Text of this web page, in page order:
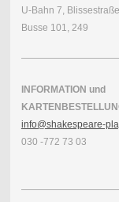
U-Bahn 7, Blissestraße
Busse 101, 249
INFORMATION und
info@shakespeare-
030 -772 73 03